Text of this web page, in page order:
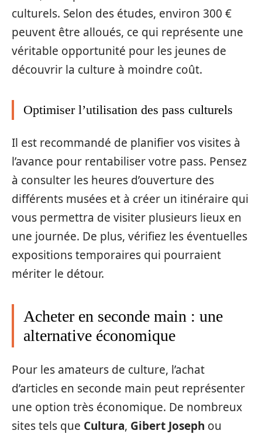
culturels. Selon des études, environ 300 €
peuvent être alloués, ce qui représente une
véritable opportunité pour les jeunes de
découvrir la culture à moindre coût.
Optimiser l’utilisation des pass culturels
Il est recommandé de planifier vos visites à
l’avance pour rentabiliser votre pass. Pensez
à consulter les heures d’ouverture des
différents musées et à créer un itinéraire qui
vous permettra de visiter plusieurs lieux en
une journée. De plus, vérifiez les éventuelles
expositions temporaires qui pourraient
mériter le détour.
Acheter en seconde main : une
alternative économique
Pour les amateurs de culture, l’achat
d’articles en seconde main peut représenter
une option très économique. De nombreux
sites tels que Cultura, Gibert Joseph ou